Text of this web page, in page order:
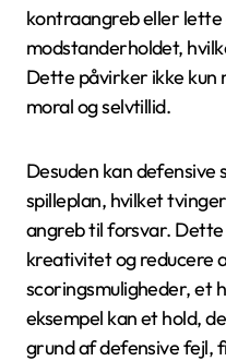
kontraangreb eller
modstanderholdet,
Dette påvirker ikke kun
moral og selvtillid.
Desuden kan
spilleplan, hvilket
angreb til forsvar.
kreativitet og reducere
scoringsmuligheder, et
eksempel kan et hold,
grund af defensive fejl,